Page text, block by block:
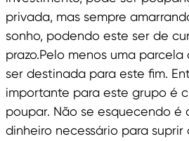
privada, mas sempre
sonho, podendo este ser de
prazo.Pelo menos uma parcela
ser destinada para este fim.
importante para este grupo é
poupar. Não se esquecendo é
dinheiro necessário para suprir